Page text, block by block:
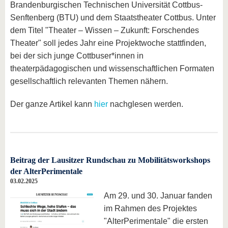
Brandenburgischen Technischen Universität Cottbus-
Senftenberg (BTU) und dem Staatstheater Cottbus. Unter
dem Titel "Theater – Wissen – Zukunft: Forschendes
Theater" soll jedes Jahr eine Projektwoche stattfinden,
bei der sich junge Cottbuser*innen in
theaterpädagogischen und wissenschaftlichen Formaten
gesellschaftlich relevanten Themen nähern.
Der ganze Artikel kann hier nachglesen werden.
Beitrag der Lausitzer Rundschau zu Mobilitätsworkshops
der AlterPerimentale
03.02.2025
Am 29. und 30. Januar fanden
im Rahmen des Projektes
"AlterPerimentale" die ersten